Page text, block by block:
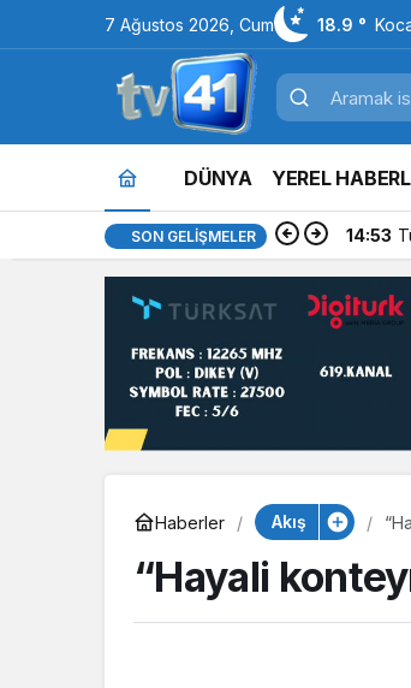
7 Ağustos 2026, Cum 18.9 °
DÜNYA YEREL
SON GELIŞMELER 14:53
Haberler Akış
“Hayali